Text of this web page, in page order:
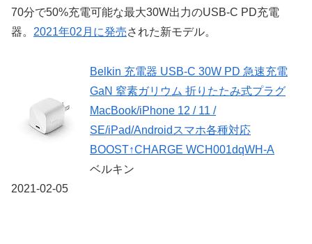
70分で50%充電可能な最大30W出力のUSB-C PD充電
器。 2021年02月に発売された新モデル。
Belkin 充電器 USB-C 30W PD 急速充電
GaN 窒素ガリウム 折りたたみ式プラグ
MacBook/iPhone 12 / 11 /
SE/iPad/Androidスマホ各種対応
BOOST↑CHARGE WCH001dqWH-A
ベルキン
2021-02-05